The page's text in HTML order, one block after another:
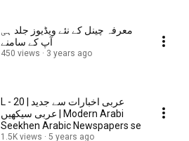
معرفہ چینل کے نئے ویڈیوز جلد ہی
آپ کے سامنے
450 views 3 years ago
L - 20 | عربی اخبارات سے جديد
عربی سیکھیں | Modern Arabi
Seekhen Arabic Newspapers se
1.5K views 5 years ago